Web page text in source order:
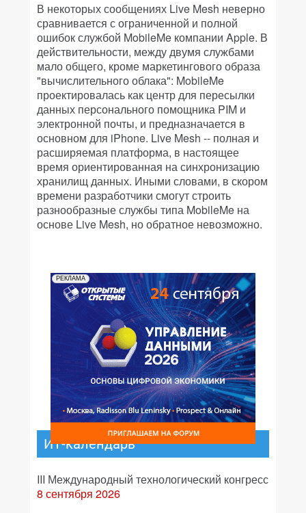
В некоторых сообщениях Live Mesh неверно
сравнивается с ограниченной и полной
ошибок службой MobileMe компании Apple. В
действительности, между двумя службами
мало общего, кроме маркетингового образа
"вычислительного облака": MobileMe
проектировалась как центр для пересылки
данных персонального помощника PIM и
электронной почты, и предназначается в
основном для iPhone. Live Mesh -- полная и
расширяемая платформа, в настоящее
время ориентированная на синхронизацию
хранилищ данных. Иными словами, в скором
времени разработчики смогут строить
разнообразные службы типа MobileMe на
основе Live Mesh, но обратное невозможно.
РЕКЛАМА
ИТ-календарь
III Международный технологический конгресс
8 сентября 2026